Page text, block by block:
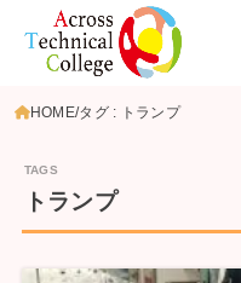
HOME タグ : トランプ
トランプ